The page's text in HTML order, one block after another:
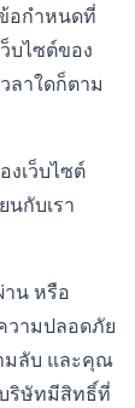
อกำหนดที่
บไซต์ของ
ลาใดก็ตาม
งเว็บไซต์
นกับเรา
น หรือ
วามปลอดภัย
มลับ และคุณ
ริษัทมีสิทธิ์ที่